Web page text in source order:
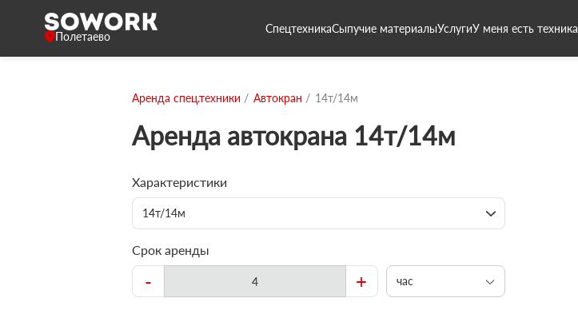
Полетаево
СпецтехникаСыпучие материалыУслугиУ меня есть техника
Аренда спец.техники Автокран 14т/14м
Аренда автокрана 14т/14м
Характеристики
14т/14м
Срок аренды
- + час